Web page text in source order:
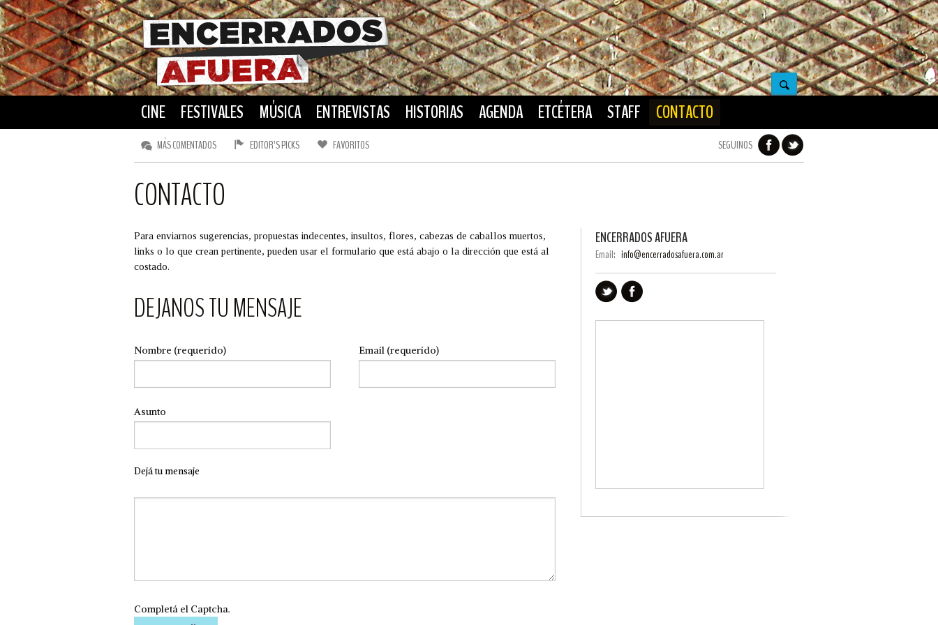
CINE FESTIVALES MÚSICA ENTREVISTAS HISTORIAS AGENDA ETCÉTERA STAFF CONTACTO
SEGUINOS
MÁS COMENTADOS EDITOR’S PICKS FAVORITOS
CONTACTO
Para enviarnos sugerencias, propuestas indecentes, insultos, flores, cabezas de caballos muertos,
links o lo que crean pertinente, pueden usar el formulario que está abajo o la dirección que está al
costado.
DEJANOS TU MENSAJE
Nombre (requerido) Email (requerido)
Asunto
Dejá tu mensaje
Completá el Captcha.
ENCERRADOS AFUERA
Email: info@encerradosafuera.com.ar